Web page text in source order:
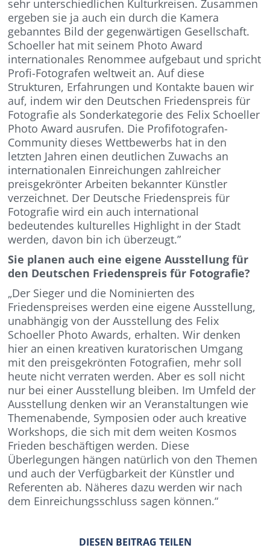
sehr unterschiedlichen Kulturkreisen. Zusammen
ergeben sie ja auch ein durch die Kamera
gebanntes Bild der gegenwärtigen Gesellschaft.
Schoeller hat mit seinem Photo Award
internationales Renommee aufgebaut und spricht
Profi-Fotografen weltweit an. Auf diese
Strukturen, Erfahrungen und Kontakte bauen wir
auf, indem wir den Deutschen Friedenspreis für
Fotografie als Sonderkategorie des Felix Schoeller
Photo Award ausrufen. Die Profifotografen-
Community dieses Wettbewerbs hat in den
letzten Jahren einen deutlichen Zuwachs an
internationalen Einreichungen zahlreicher
preisgekrönter Arbeiten bekannter Künstler
verzeichnet. Der Deutsche Friedenspreis für
Fotografie wird ein auch international
bedeutendes kulturelles Highlight in der Stadt
werden, davon bin ich überzeugt.”
Sie planen auch eine eigene Ausstellung für
den Deutschen Friedenspreis für Fotografie?
„Der Sieger und die Nominierten des
Friedenspreises werden eine eigene Ausstellung,
unabhängig von der Ausstellung des Felix
Schoeller Photo Awards, erhalten. Wir denken
hier an einen kreativen kuratorischen Umgang
mit den preisgekrönten Fotografien, mehr soll
heute nicht verraten werden. Aber es soll nicht
nur bei einer Ausstellung bleiben. Im Umfeld der
Ausstellung denken wir an Veranstaltungen wie
Themenabende, Symposien oder auch kreative
Workshops, die sich mit dem weiten Kosmos
Frieden beschäftigen werden. Diese
Überlegungen hängen natürlich von den Themen
und auch der Verfügbarkeit der Künstler und
Referenten ab. Näheres dazu werden wir nach
dem Einreichungsschluss sagen können.“
DIESEN BEITRAG TEILEN